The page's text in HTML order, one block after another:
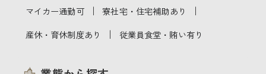
マイカー通勤可 ｜ 寮社宅・住宅補助あり ｜
産休・育休制度あり ｜ 従業員食堂・賄い有り